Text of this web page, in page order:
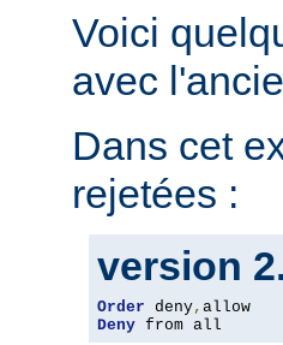
Voici
avec
Dans cet
rejetées :
version
Order deny,
Deny from all